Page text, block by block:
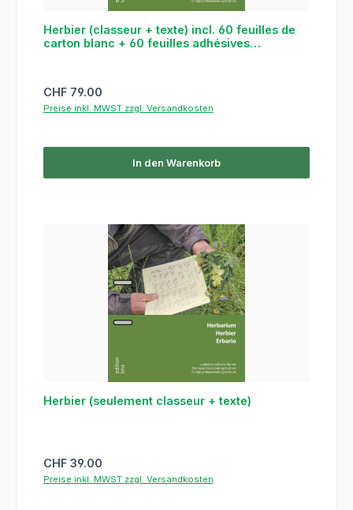
Herbier (classeur + texte) incl. 60 feuilles de
carton blanc + 60 feuilles adhésives
Regulärer Preis:
CHF 79.00
Preise inkl. MWST zzgl. Versandkosten
In den Warenkorb
Herbier (seulement classeur + texte)
Regulärer Preis:
CHF 39.00
Preise inkl. MWST zzgl. Versandkosten